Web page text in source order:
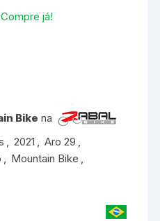
já!
Bike na
, 2021 , Aro 29 ,
, Mountain Bike ,